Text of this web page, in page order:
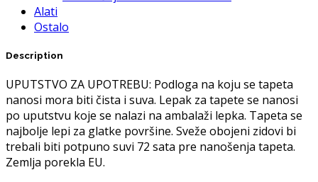
Alati
Ostalo
Description
UPUTSTVO ZA UPOTREBU: Podloga na koju se tapeta
nanosi mora biti čista i suva. Lepak za tapete se nanosi
po uputstvu koje se nalazi na ambalaži lepka. Tapeta se
najbolje lepi za glatke površine. Sveže obojeni zidovi bi
trebali biti potpuno suvi 72 sata pre nanošenja tapeta.
Zemlja porekla EU.